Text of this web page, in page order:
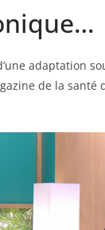
adaptation
de la santé